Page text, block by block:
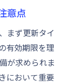
意点
まず更新タイ
有効期限を理
が求められま
において重要